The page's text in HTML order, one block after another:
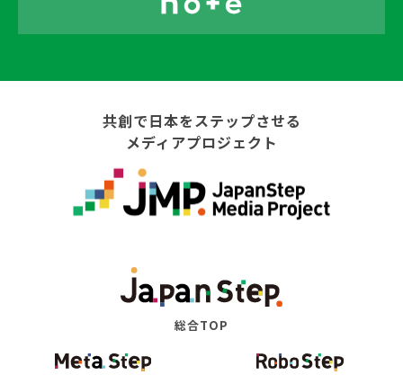
共創で日本をステップさせる
メディアプロジェクト
総合TOP